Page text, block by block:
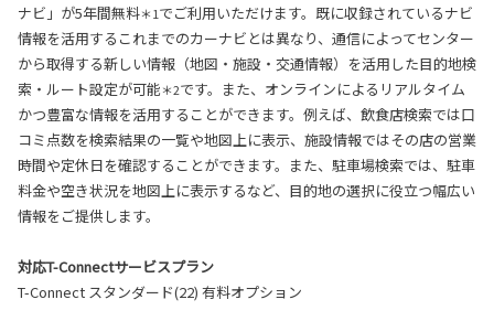
ナビ」が5年間無料＊1でご利用いただけます。既に収録されているナビ
情報を活用するこれまでのカーナビとは異なり、通信によってセンター
から取得する新しい情報（地図・施設・交通情報）を活用した目的地検
索・ルート設定が可能＊2です。また、オンラインによるリアルタイム
かつ豊富な情報を活用することができます。例えば、飲食店検索では口
コミ点数を検索結果の一覧や地図上に表示、施設情報ではその店の営業
時間や定休日を確認することができます。また、駐車場検索では、駐車
料金や空き状況を地図上に表示するなど、目的地の選択に役立つ幅広い
情報をご提供します。
対応T-Connectサービスプラン
T-Connect スタンダード(22) 有料オプション